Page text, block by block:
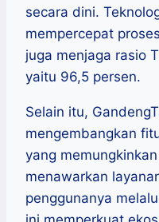
secara dini.
mempercepat
juga menjaga rasio
yaitu 96,5 persen.
Selain itu,
mengembangkan
yang
menawarkan
penggunanya